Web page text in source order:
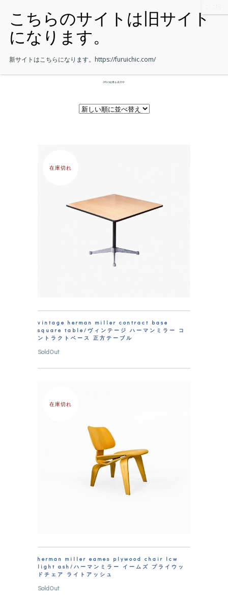
2件の結果を表示中
在庫切れ
vintage herman miller contract base
square table/ヴィンテージ ハーマンミラー コ
ントラクトベース 正方テーブル
SoldOut
在庫切れ
herman miller eames plywood chair lcw
light ash/ハーマンミラー イームズ プライウッ
ドチェア ライトアッシュ
SoldOut
新サイトはこちらになります。 https://furuichic.com/